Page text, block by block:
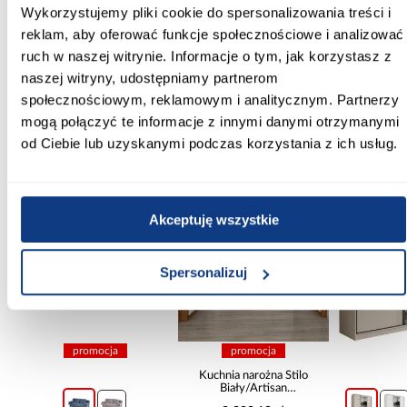
Wykorzystujemy pliki cookie do spersonalizowania treści i
reklam, aby oferować funkcje społecznościowe i analizować
ruch w naszej witrynie. Informacje o tym, jak korzystasz z
naszej witryny, udostępniamy partnerom
społecznościowym, reklamowym i analitycznym. Partnerzy
mogą połączyć te informacje z innymi danymi otrzymanymi
od Ciebie lub uzyskanymi podczas korzystania z ich usług.
Akceptuję wszystkie
Spersonalizuj
Szkło hartowane:
promocja promocja
Kuchnia narożna Stilo
Biały/Artisan